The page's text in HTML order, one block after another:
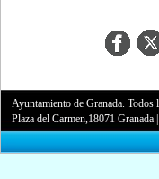
Ayuntamiento de Granada. Todos
Plaza del Carmen,18071 Granada